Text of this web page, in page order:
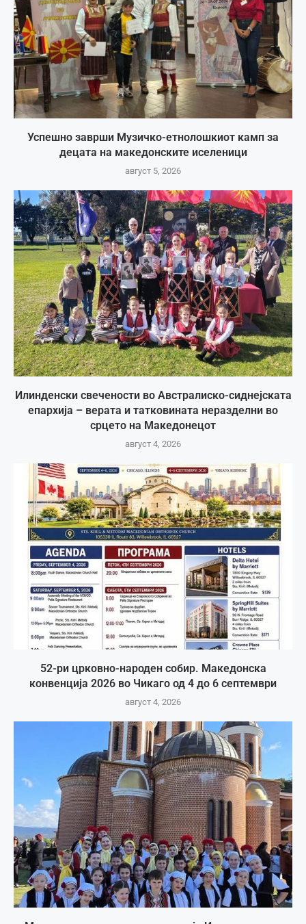
Успешно заврши Музичко-етнолошкиот камп за
децата на македонските иселеници
август 5, 2026
Илинденски свечености во Австралиско-сиднејската
епархија – верата и татковината неразделни во
срцето на Македонецот
август 4, 2026
52-ри црковно-народен собир. Македонска
конвенција 2026 во Чикаго од 4 до 6 септември
август 4, 2026